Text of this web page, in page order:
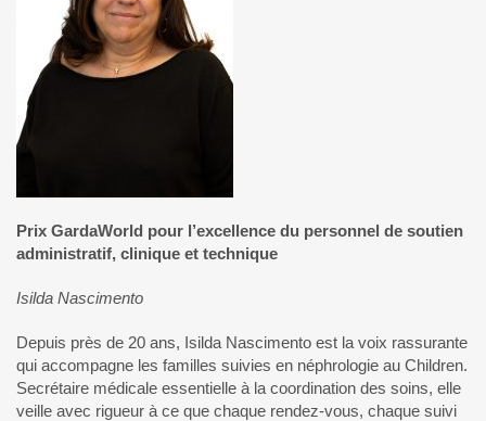
Prix GardaWorld pour l’excellence du personnel de soutien
administratif, clinique et technique
Isilda Nascimento
Depuis près de 20 ans, Isilda Nascimento est la voix rassurante
qui accompagne les familles suivies en néphrologie au Children.
Secrétaire médicale essentielle à la coordination des soins, elle
veille avec rigueur à ce que chaque rendez-vous, chaque suivi